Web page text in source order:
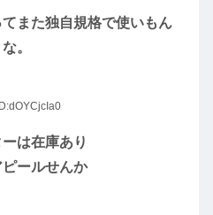
また独自規格で使いもん
。
は在庫あり
ールせんか